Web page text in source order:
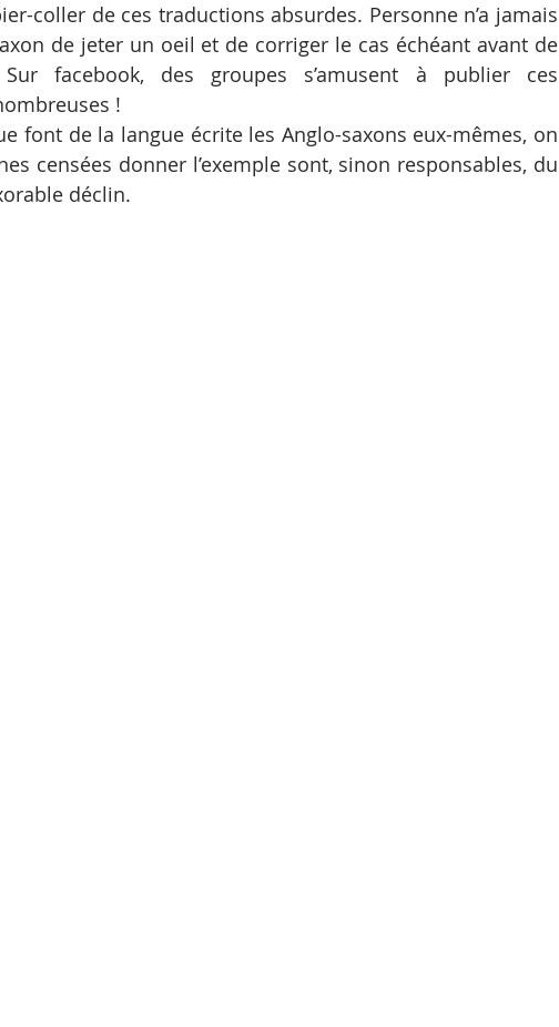
coller de ces traductions absurdes. Personne n’a jamais
de jeter un oeil et de corriger le cas échéant avant de
facebook, des groupes s’amusent à publier ces
!
font de la langue écrite les Anglo-saxons eux-mêmes, on
censées donner l’exemple sont, sinon responsables, du
déclin.